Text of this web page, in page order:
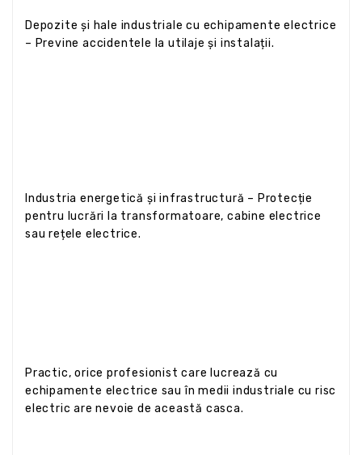
Depozite și hale industriale cu echipamente electrice
– Previne accidentele la utilaje și instalații.
Industria energetică și infrastructură – Protecție
pentru lucrări la transformatoare, cabine electrice
sau rețele electrice.
Practic, orice profesionist care lucrează cu
echipamente electrice sau în medii industriale cu risc
electric are nevoie de această casca.